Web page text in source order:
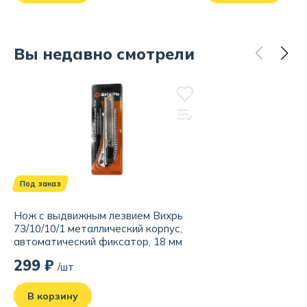
Вы недавно смотрели
Под заказ
Нож с выдвижным лезвием Вихрь
73/10/10/1 металлический корпус,
автоматический фиксатор, 18 мм
299 ₽ /шт
В корзину